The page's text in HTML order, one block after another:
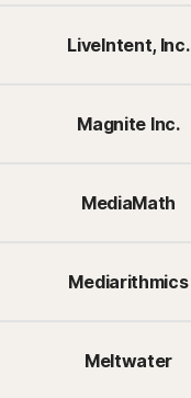
LiveIntent, Inc.
Magnite Inc.
MediaMath
Mediarithmics
Meltwater